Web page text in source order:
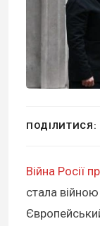
ПОДІЛИТИСЯ:
Війна Росії
стала